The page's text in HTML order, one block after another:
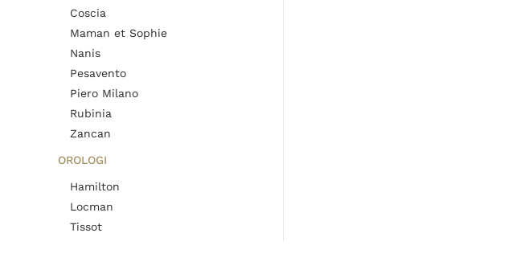
Coscia
Maman et Sophie
Nanis
Pesavento
Piero Milano
Rubinia
Zancan
OROLOGI
Hamilton
Locman
Tissot